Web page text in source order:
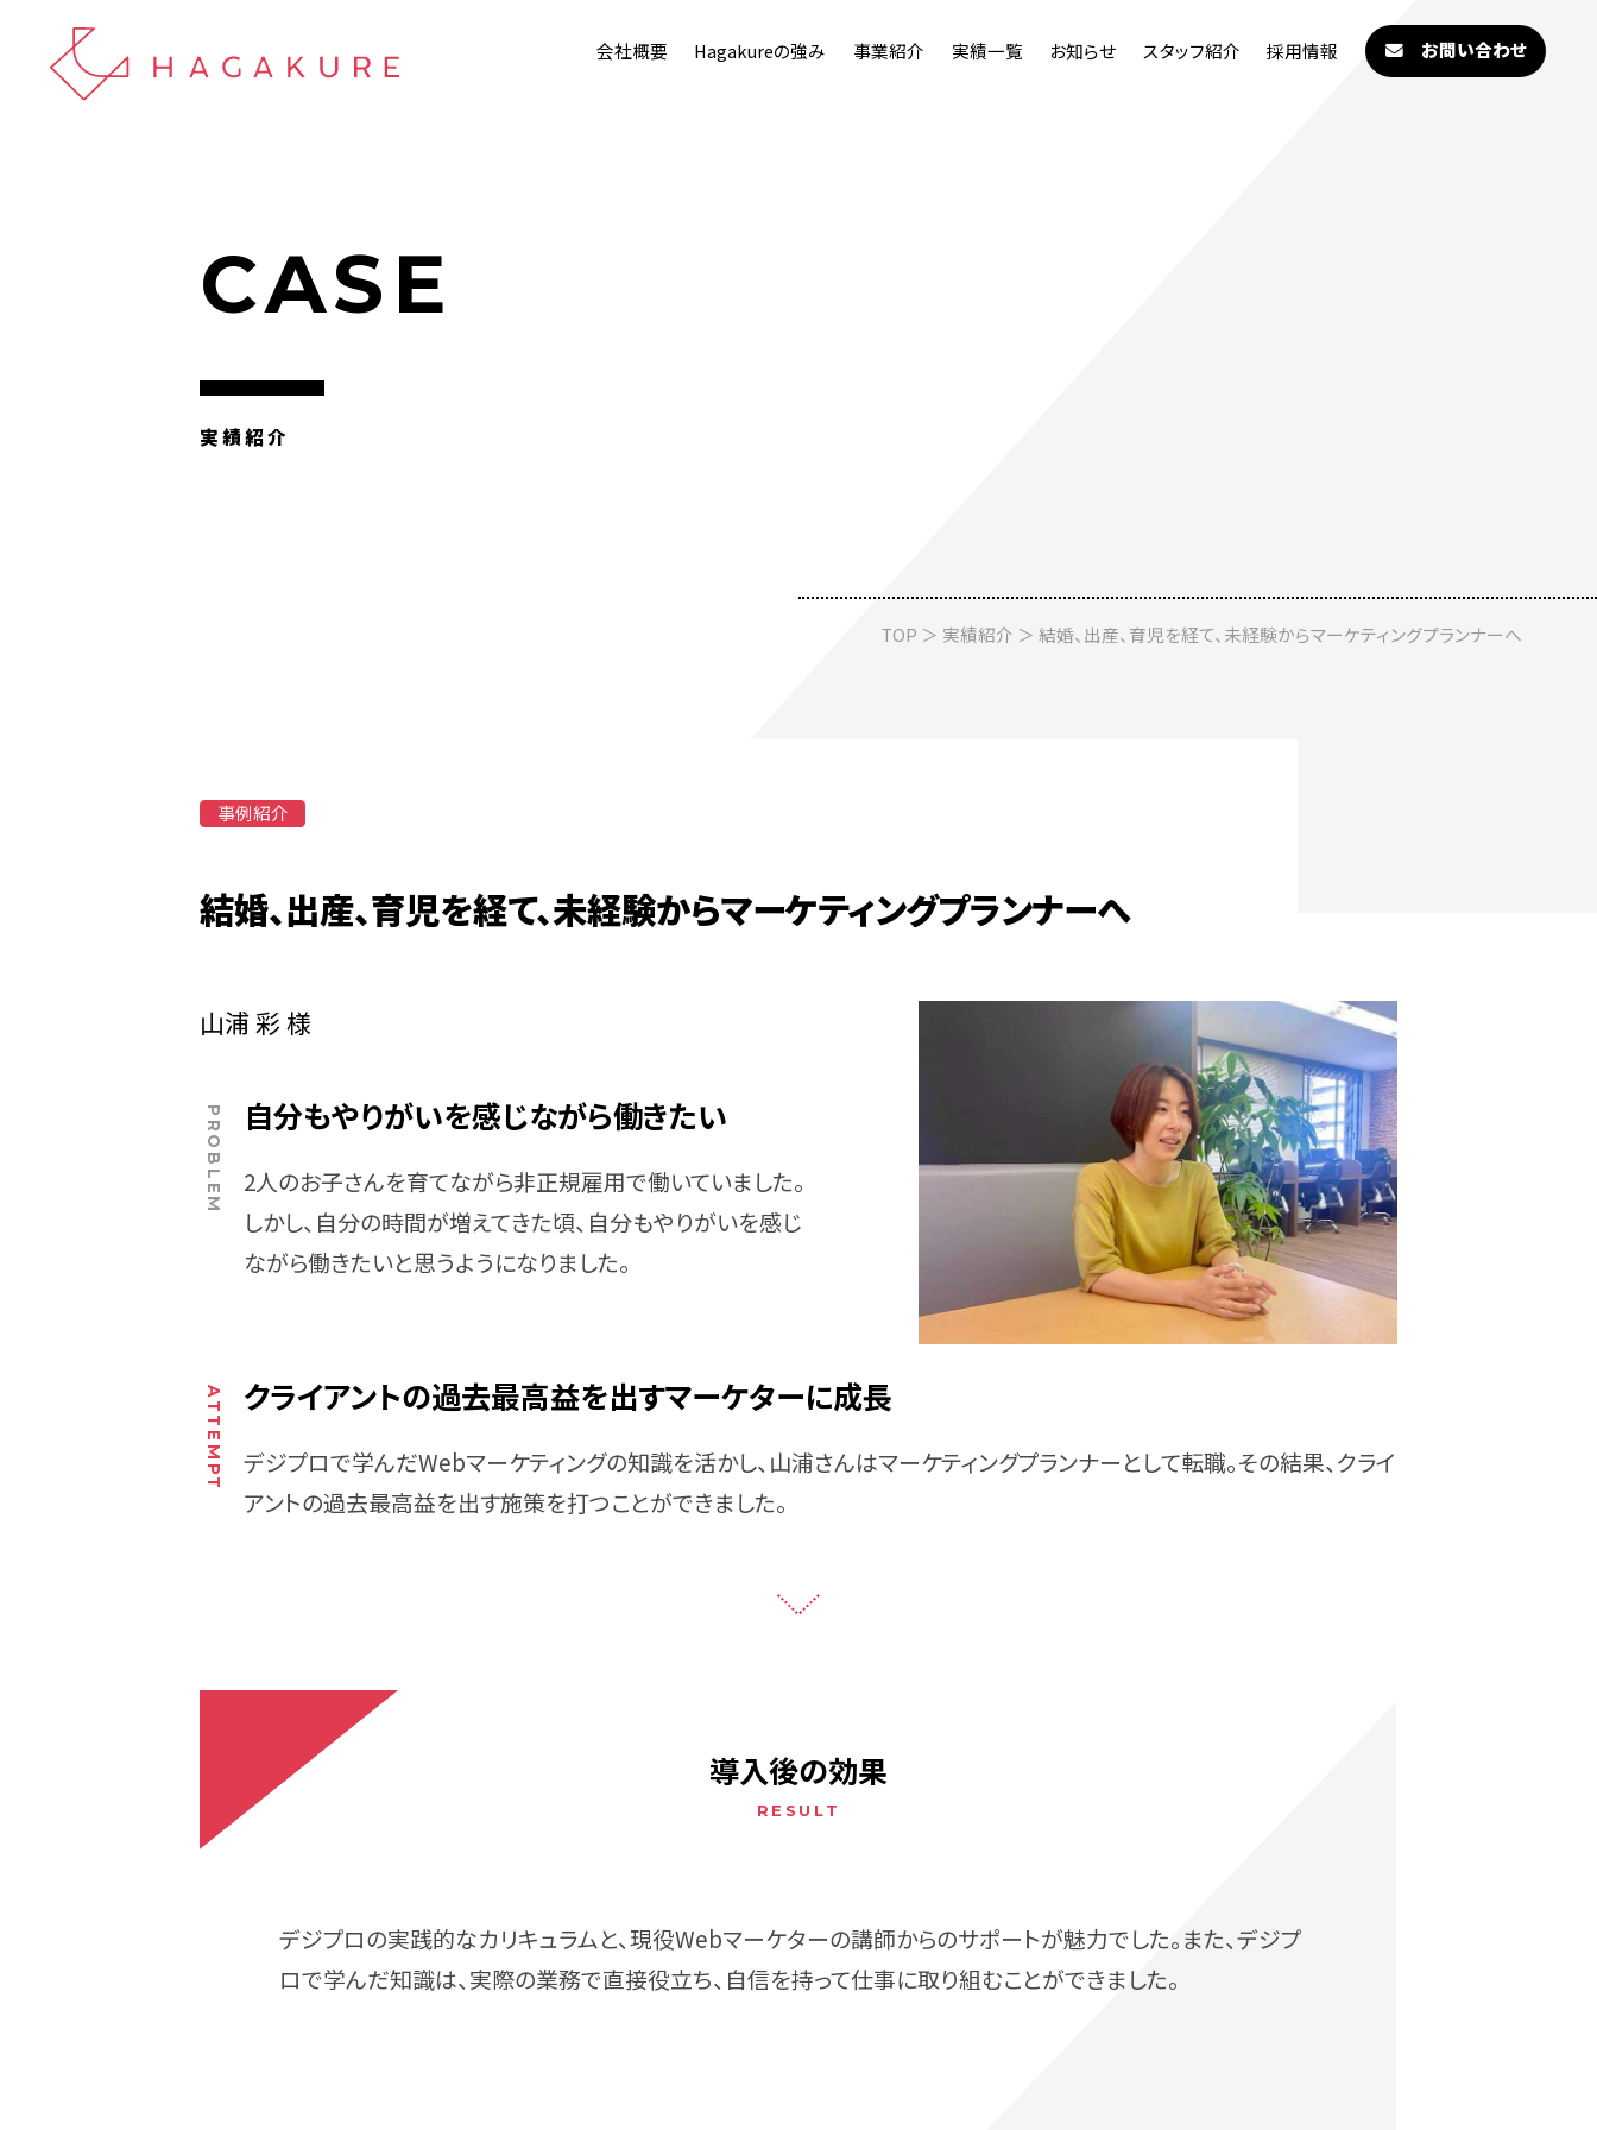
会社概要 Hagakureの強み 事業紹介 実績一覧 お知らせ スタッフ紹介 採用情報 お問い合わせ
CASE
実績紹介
TOP ＞ 実績紹介 ＞ 結婚、出産、育児を経て、未経験からマーケティングプランナーへ
事例紹介
結婚、出産、育児を経て、未経験からマーケティングプランナーへ
山浦 彩 様
自分もやりがいを感じながら働きたい
2人のお子さんを育てながら非正規雇用で働いていました。
しかし、自分の時間が増えてきた頃、自分もやりがいを感じ
ながら働きたいと思うようになりました。
クライアントの過去最高益を出すマーケターに成長
デジプロで学んだWebマーケティングの知識を活かし、山浦さんはマーケティングプランナーとして転職。その結果、クライ
アントの過去最高益を出す施策を打つことができました。
導入後の効果
デジプロの実践的なカリキュラムと、現役Webマーケターの講師からのサポートが魅力でした。また、デジプ
ロで学んだ知識は、実際の業務で直接役立ち、自信を持って仕事に取り組むことができました。